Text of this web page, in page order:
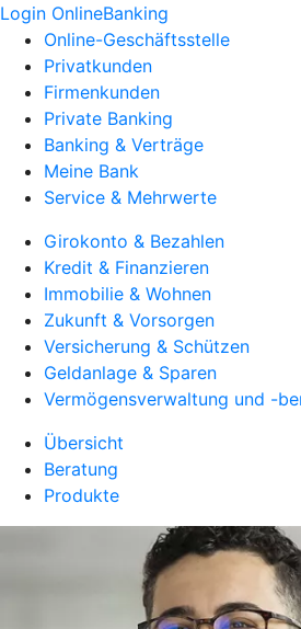
Login OnlineBanking
Online-Geschäftsstelle
Privatkunden
Firmenkunden
Private Banking
Banking & Verträge
Meine Bank
Service & Mehrwerte
Girokonto & Bezahlen
Kredit & Finanzieren
Immobilie & Wohnen
Zukunft & Vorsorgen
Versicherung & Schützen
Geldanlage & Sparen
Vermögensverwaltung und -
Übersicht
Beratung
Produkte